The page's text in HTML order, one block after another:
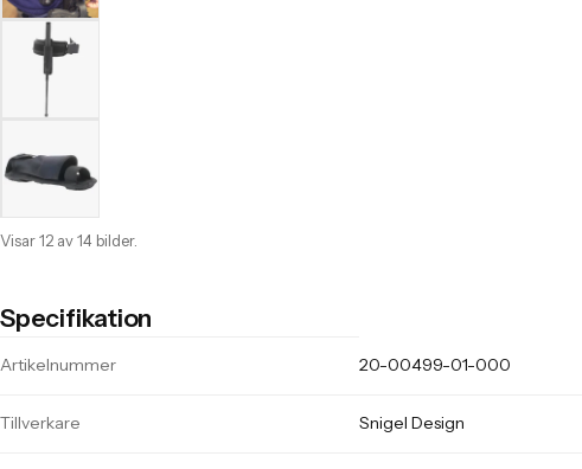
Visar 12 av 14 bilder.
Specifikation
Artikelnummer 20-00499-01-000
Tillverkare Snigel Design